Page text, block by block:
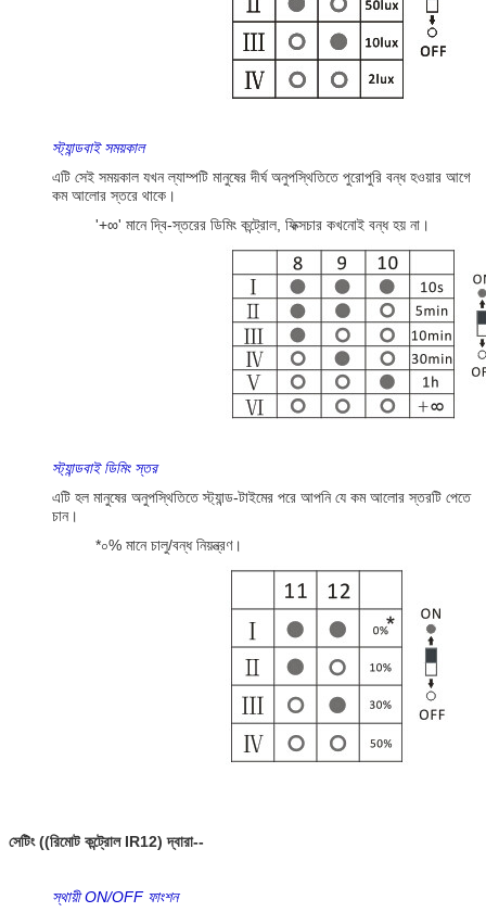
স্ট্যান্ডবাই সময়কাল
এটি সেই সময়কাল যখন ল্যাম্পটি মানুষের দীর্ঘ অনুপস্থিতিতে পুরোপুরি বন্ধ হওয়ার আগে
কম আলোর স্তরে থাকে।
'+∞' মানে দ্বি-স্তরের ডিমিং কন্ট্রোল, ফিক্সচার কখনোই বন্ধ হয় না।
স্ট্যান্ডবাই ডিমিং স্তর
এটি হল মানুষের অনুপস্থিতিতে স্ট্যান্ড-টাইমের পরে আপনি যে কম আলোর স্তরটি পেতে
চান।
*০% মানে চালু/বন্ধ নিয়ন্ত্রণ।
সেটিং ((রিমোট কন্ট্রোল IR12) দ্বারা--
স্থায়ী ON/OFF ফাংশন